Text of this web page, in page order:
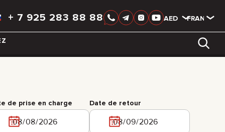
AED
+ 7 925 283 88 88 AED FRANÇAIS
LIXIANG
de prise en charge Date de retour